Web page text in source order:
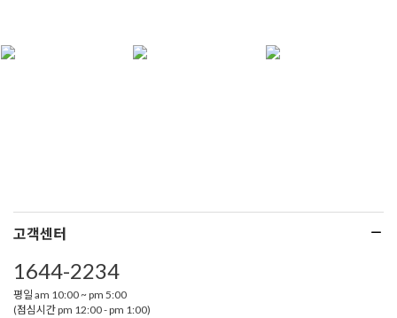
고객센터
1644-2234
평일 am 10:00 ~ pm 5:00
(점심시간 pm 12:00 - pm 1:00)